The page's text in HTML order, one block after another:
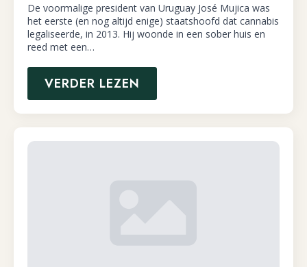
De voormalige president van Uruguay José Mujica was
het eerste (en nog altijd enige) staatshoofd dat cannabis
legaliseerde, in 2013. Hij woonde in een sober huis en
reed met een…
VERDER LEZEN